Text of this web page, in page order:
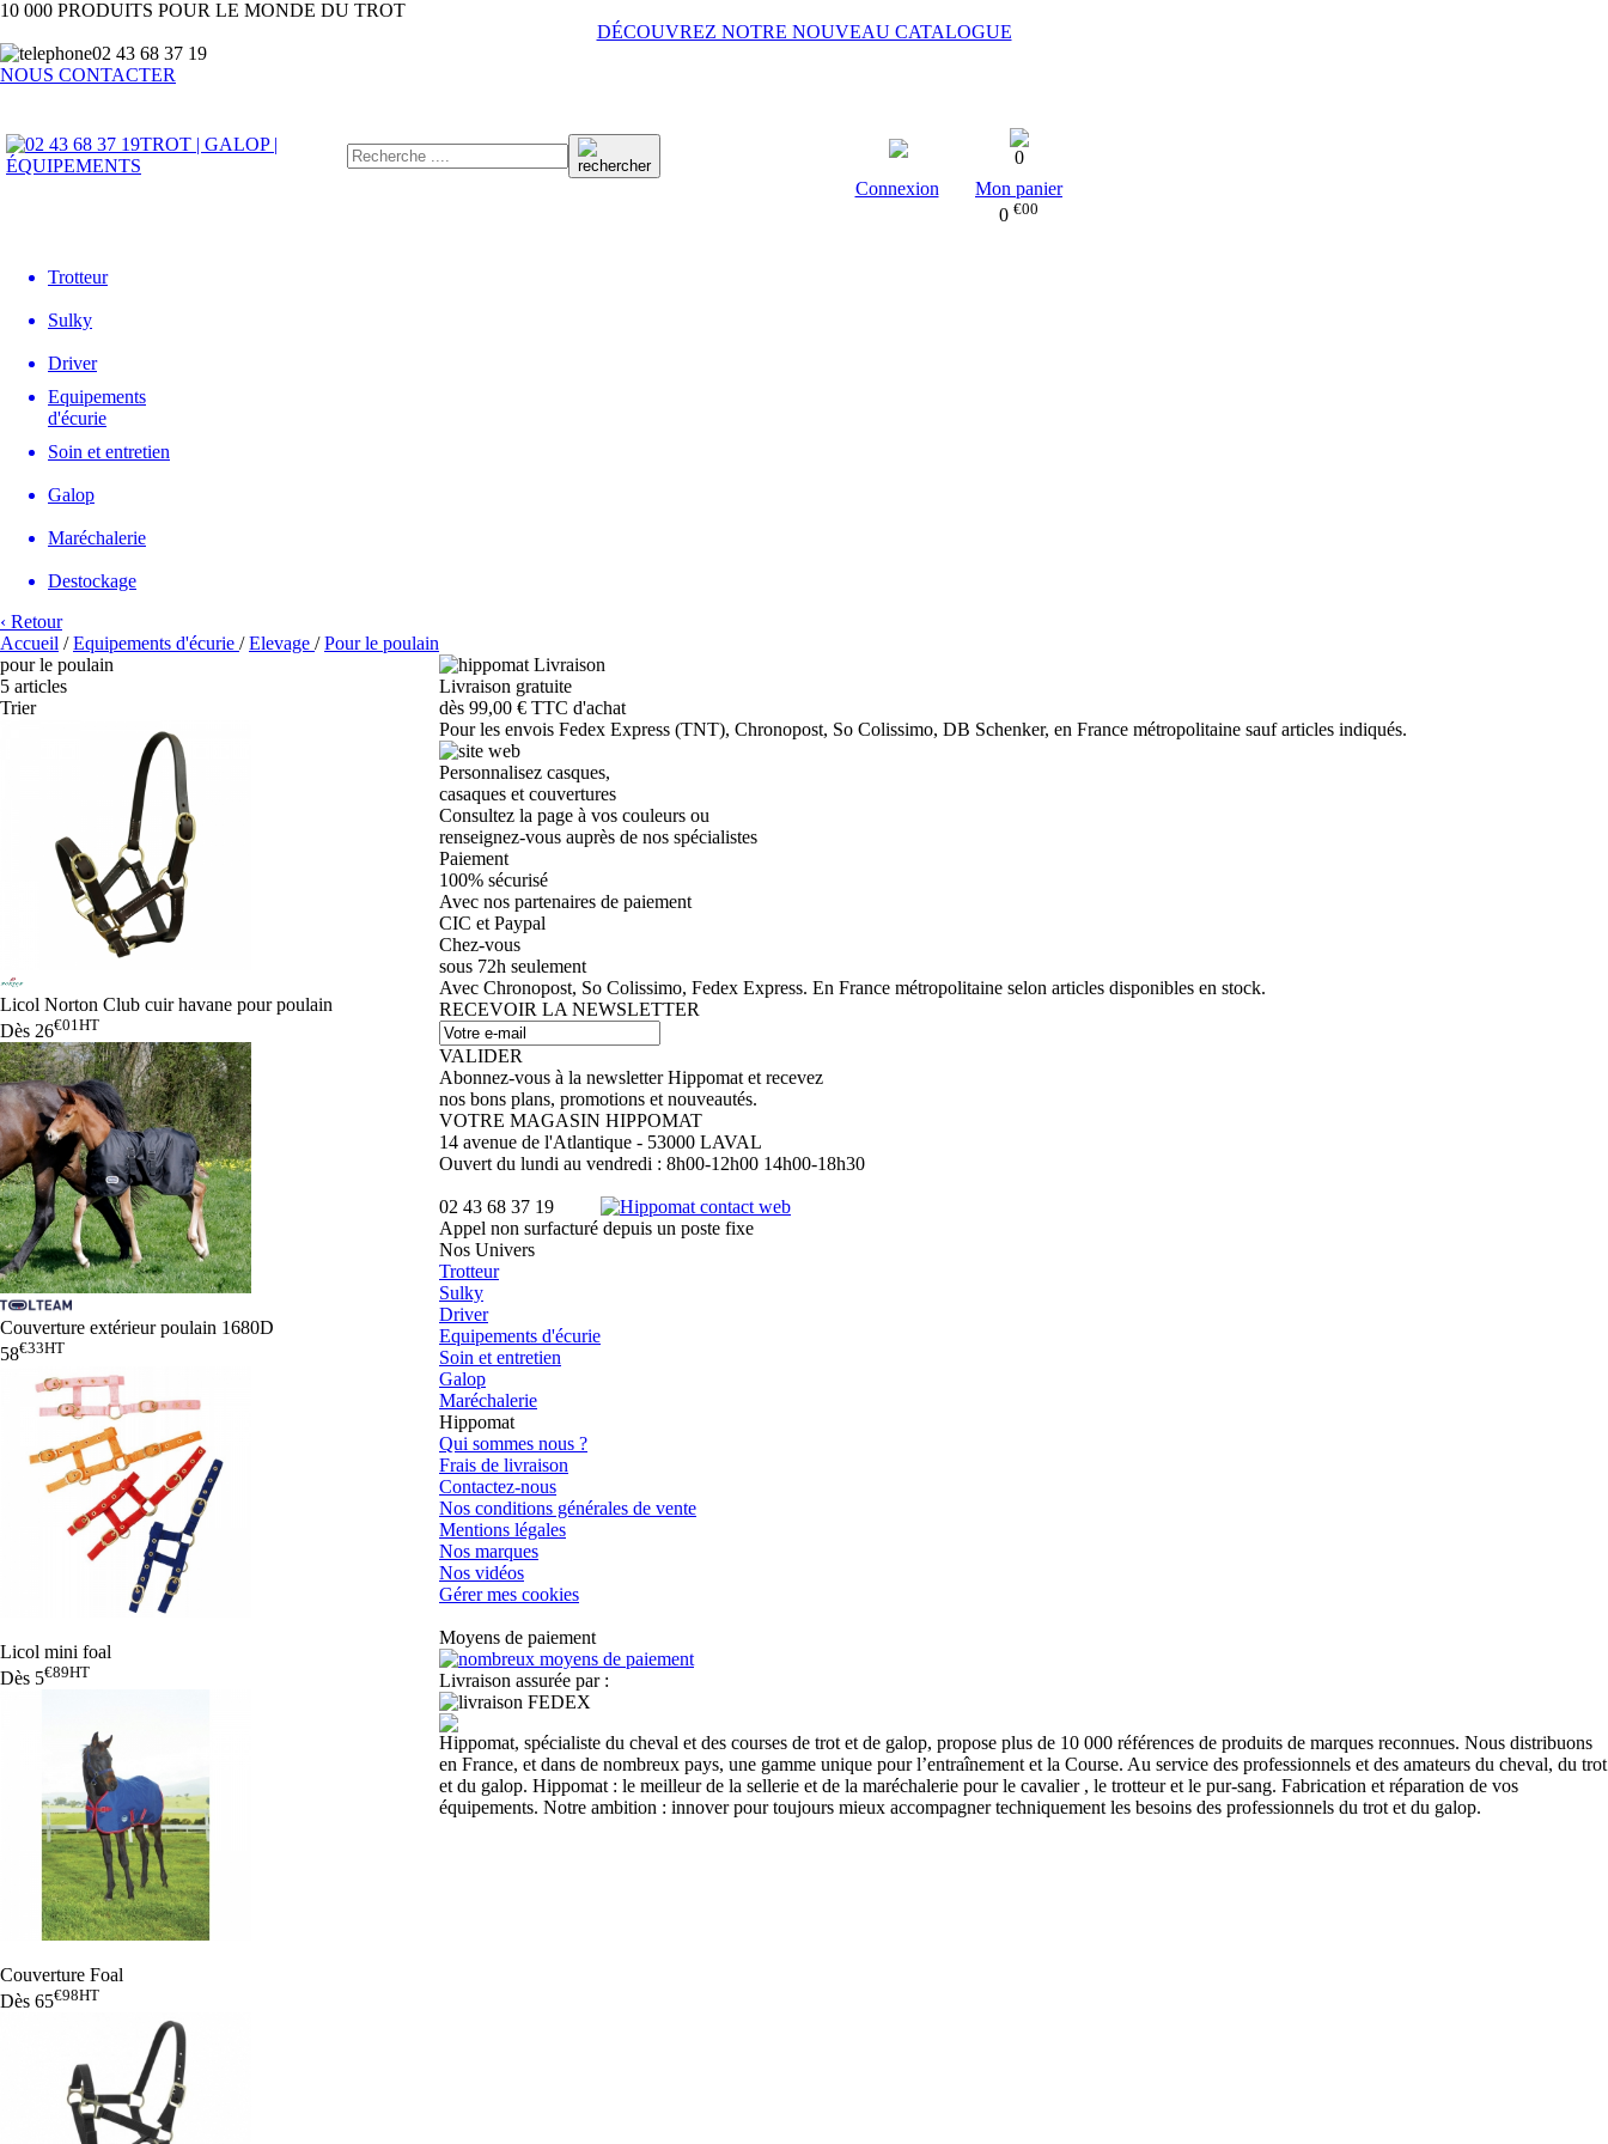
10 000 PRODUITS POUR LE MONDE DU TROT
DÉCOUVREZ NOTRE NOUVEAU CATALOGUE
02 43 68 37 19
NOUS CONTACTER
TROT | GALOP |
ÉQUIPEMENTS
Connexion
0
Mon panier
0 €00
Trotteur
Sulky
Driver
Equipements
d'écurie
Soin et entretien
Galop
Maréchalerie
Destockage
‹ Retour
Accueil /Equipements d'écurie /Elevage /Pour le poulain
pour le poulain
5 articles
Trier
Licol Norton Club cuir havane pour poulain
Dès 26€01HT
Couverture extérieur poulain 1680D
58€33HT
Licol mini foal
Dès 5€89HT
Couverture Foal
Dès 65€98HT
Livraison gratuite
dès 99,00 € TTC d'achat
Pour les envois Fedex Express (TNT), Chronopost, So Colissimo, DB Schenker, en France métropolitaine sauf articles indiqués.
Personnalisez casques,
casaques et couvertures
Consultez la page à vos couleurs ou
renseignez-vous auprès de nos spécialistes
Paiement
100% sécurisé
Avec nos partenaires de paiement
CIC et Paypal
Chez-vous
sous 72h seulement
Avec Chronopost, So Colissimo, Fedex Express. En France métropolitaine selon articles disponibles en stock.
RECEVOIR LA NEWSLETTER
VALIDER
Abonnez-vous à la newsletter Hippomat et recevez
nos bons plans, promotions et nouveautés.
VOTRE MAGASIN HIPPOMAT
14 avenue de l'Atlantique - 53000 LAVAL
Ouvert du lundi au vendredi : 8h00-12h00 14h00-18h30
02 43 68 37 19
Appel non surfacturé depuis un poste fixe
Nos Univers
Trotteur
Sulky
Driver
Equipements d'écurie
Soin et entretien
Galop
Maréchalerie
Hippomat
Qui sommes nous ?
Frais de livraison
Contactez-nous
Nos conditions générales de vente
Mentions légales
Nos marques
Nos vidéos
Gérer mes cookies
Moyens de paiement
Livraison assurée par :
Hippomat, spécialiste du cheval et des courses de trot et de galop, propose plus de 10 000 références de produits de marques reconnues. Nous distribuons
en France, et dans de nombreux pays, une gamme unique pour l’entraînement et la Course. Au service des professionnels et des amateurs du cheval, du trot
et du galop. Hippomat : le meilleur de la sellerie et de la maréchalerie pour le cavalier , le trotteur et le pur-sang. Fabrication et réparation de vos
équipements. Notre ambition : innover pour toujours mieux accompagner techniquement les besoins des professionnels du trot et du galop.